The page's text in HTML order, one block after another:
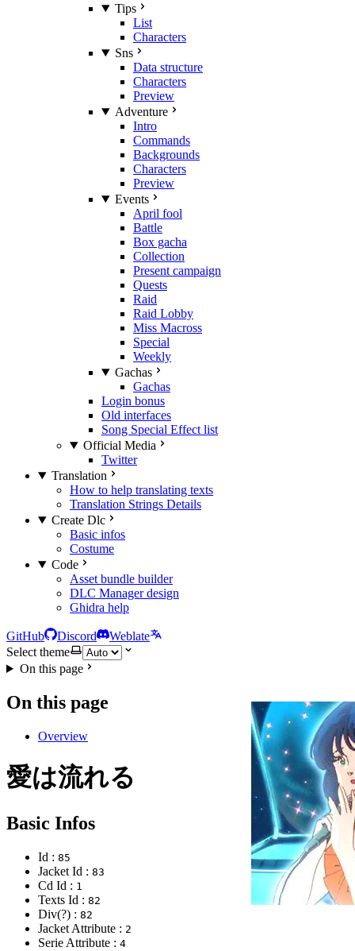
Tips
List
Characters
Sns
Data structure
Characters
Preview
Adventure
Intro
Commands
Backgrounds
Characters
Preview
Events
April fool
Battle
Box gacha
Collection
Present campaign
Quests
Raid
Raid Lobby
Miss Macross
Special
Weekly
Gachas
Gachas
Login bonus
Old interfaces
Song Special Effect list
Official Media
Twitter
Translation
How to help translating texts
Translation Strings Details
Create Dlc
Basic infos
Costume
Code
Asset bundle builder
DLC Manager design
Ghidra help
GitHub Discord
Weblate
Select theme
On this page
On this page
Overview
愛は流れる
Basic Infos
Id : 85
Jacket Id : 83
Cd Id : 1
Texts Id : 82
Div(?) : 82
Jacket Attribute : 2
Serie Attribute : 4